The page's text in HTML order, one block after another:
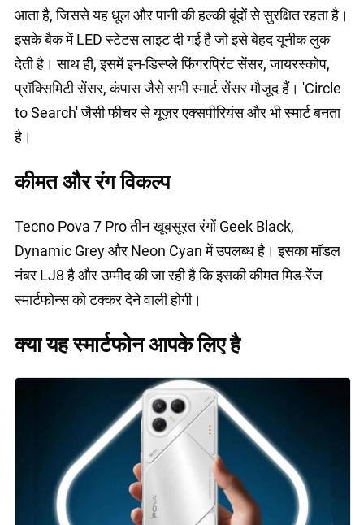
आता है, जिससे यह धूल और पानी की हल्की बूंदों से सुरक्षित रहता है।
इसके बैक में LED स्टेटस लाइट दी गई है जो इसे बेहद यूनीक लुक
देती है। साथ ही, इसमें इन-डिस्प्ले फिंगरप्रिंट सेंसर, जायरस्कोप,
प्रॉक्सिमिटी सेंसर, कंपास जैसे सभी स्मार्ट सेंसर मौजूद हैं। 'Circle
to Search' जैसी फीचर से यूज़र एक्सपीरियंस और भी स्मार्ट बनता
है।
कीमत और रंग विकल्प
Tecno Pova 7 Pro तीन खूबसूरत रंगों Geek Black,
Dynamic Grey और Neon Cyan में उपलब्ध है। इसका मॉडल
नंबर LJ8 है और उम्मीद की जा रही है कि इसकी कीमत मिड-रेंज
स्मार्टफोन्स को टक्कर देने वाली होगी।
क्या यह स्मार्टफोन आपके लिए है